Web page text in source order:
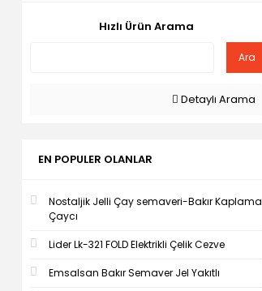
Hızlı Ürün Arama
Ara
Detaylı Arama
EN POPULER OLANLAR
Nostaljik Jelli Çay semaveri-Bakır Kaplama
Çaycı
Lider Lk-321 FOLD Elektrikli Çelik Cezve
Emsalsan Bakır Semaver Jel Yakıtlı